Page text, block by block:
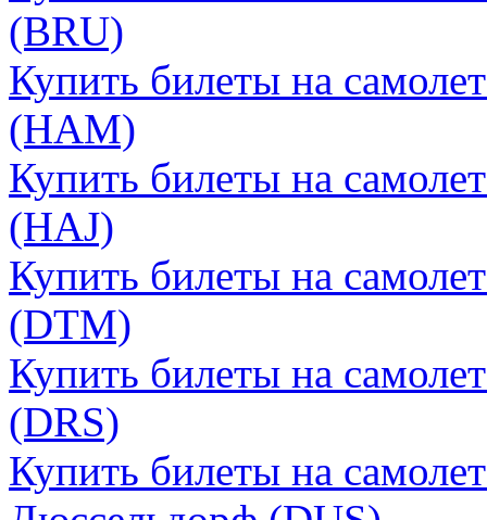
(BRU)
Купить билеты на
(HAM)
Купить билеты на
(HAJ)
Купить билеты на
(DTM)
Купить билеты на
(DRS)
Купить билеты на